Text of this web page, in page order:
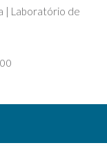
| Laboratório de